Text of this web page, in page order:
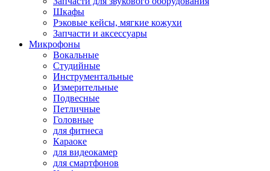
Шкафы
Рэковые кейсы, мягкие кожухи
Запчасти и аксессуары
Микрофоны
Вокальные
Студийные
Инструментальные
Измерительные
Подвесные
Петличные
Головные
для фитнеса
Караоке
для видеокамер
для смартфонов